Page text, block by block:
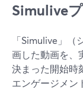
Simulive
「Simulive」
画した動画を、
決まった開始時
エンゲージメン